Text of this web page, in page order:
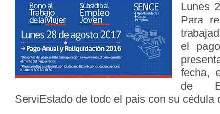
Lunes
Para
el
fecha,
de
ServiEstado de todo el país con su cédula